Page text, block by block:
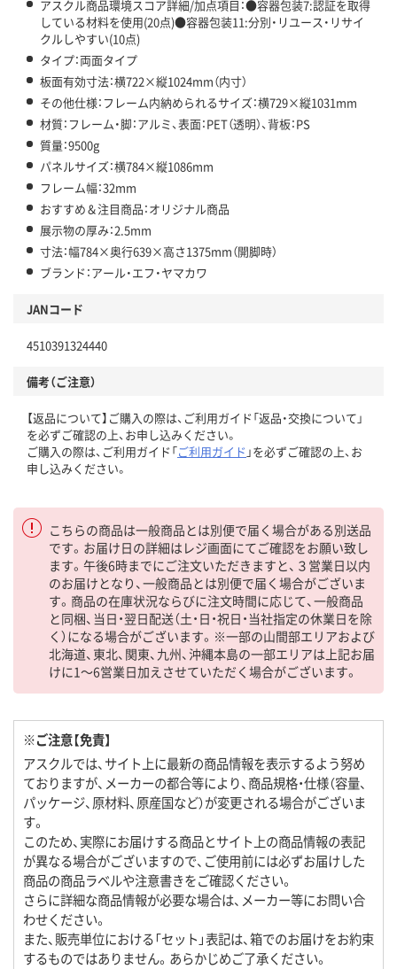
アスクル商品環境スコア詳細/加点項目：●容器包装7:認証を取得
している材料を使用(20点)●容器包装11:分別・リユース・リサイ
クルしやすい(10点)
タイプ：両面タイプ
板面有効寸法：横722×縦1024mm（内寸）
その他仕様：フレーム内納められるサイズ：横729×縦1031mm
材質：フレーム・脚：アルミ、表面：PET（透明）、背板：PS
質量：9500g
パネルサイズ：横784×縦1086mm
フレーム幅：32mm
おすすめ＆注目商品：オリジナル商品
展示物の厚み：2.5mm
寸法：幅784×奥行639×高さ1375mm（開脚時）
ブランド：アール・エフ・ヤマカワ
JANコード
4510391324440
備考（ご注意）
【返品について】ご購入の際は、ご利用ガイド「返品・交換について」
を必ずご確認の上、お申し込みください。
ご購入の際は、ご利用ガイド「ご利用ガイド 」を必ずご確認の上、お
申し込みください。
こちらの商品は一般商品とは別便で届く場合がある別送品
です。お届け日の詳細はレジ画面にてご確認をお願い致し
ます。午後6時までにご注文いただきますと、３営業日以内
のお届けとなり、一般商品とは別便で届く場合がございま
す。商品の在庫状況ならびに注文時間に応じて、一般商品
と同梱、当日・翌日配送（土・日・祝日・当社指定の休業日を除
く）になる場合がございます。※一部の山間部エリアおよび
北海道、東北、関東、九州、沖縄本島の一部エリアは上記お届
けに1～6営業日加えさせていただく場合がございます。
※ご注意【免責】
アスクルでは、サイト上に最新の商品情報を表示するよう努め
ておりますが、メーカーの都合等により、商品規格・仕様（容量、
パッケージ、原材料、原産国など）が変更される場合がございま
す。
このため、実際にお届けする商品とサイト上の商品情報の表記
が異なる場合がございますので、ご使用前には必ずお届けした
商品の商品ラベルや注意書きをご確認ください。
さらに詳細な商品情報が必要な場合は、メーカー等にお問い合
わせください。
また、販売単位における「セット」表記は、箱でのお届けをお約束
するものではありません。あらかじめご了承ください。